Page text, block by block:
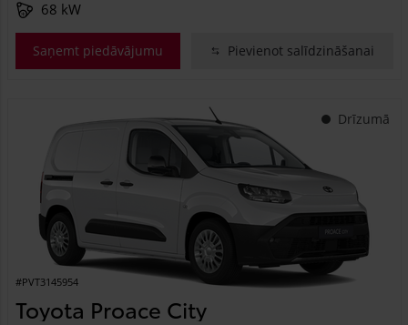
68 kW
Saņemt piedāvājumu Pievienot salīdzināšanai
Drīzumā
#PVT3145954
Toyota Proace City